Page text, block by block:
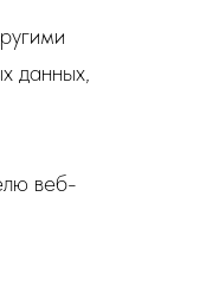
данных,
веб-